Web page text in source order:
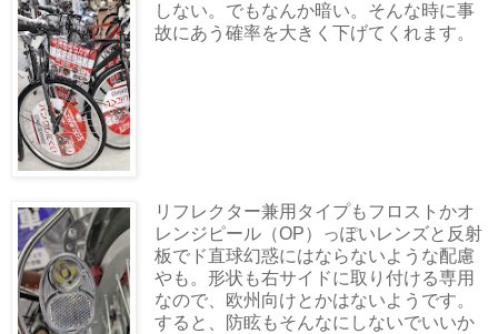
しない。でもなんか暗い。そんな時に事
故にあう確率を大きく下げてくれます。
リフレクター兼用タイプもフロストかオ
レンジピール（OP）っぽいレンズと反射
板でド直球幻惑にはならないような配慮
やも。形状も右サイドに取り付ける専用
なので、欧州向けとかはないようです。
すると、防眩もそんなにしないでいいか